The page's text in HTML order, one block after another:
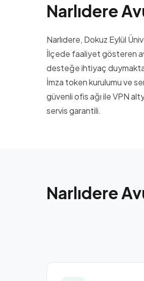
Narlıdere
Narlıdere, Dokuz Eylül
İlçede faaliyet gösteren
desteğe ihtiyaç
İmza token kurulumu ve
güvenli ofis ağı ile VPN
servis garantili.
Narlıdere